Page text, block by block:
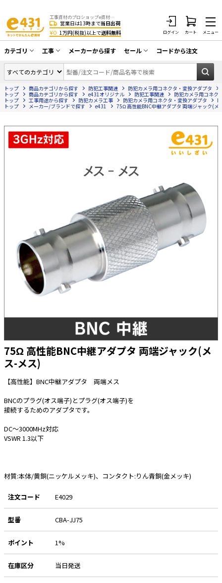
工事資材のプロショップe資材 CATV・アンテナ・防犯・光・LAN・電気・空調工事など
営業日は13時まで当日出荷
¥0 1万円(税抜)以上で送料無料 ログイン カート メニュー
カテゴリ
同軸ケーブル／テレビ用接栓／関連工具
アンテナ・取付金具・ブースター／CATV
部材類
配線補助具（モール・結束バンド・テー
防犯工事関連
HDMIケーブル・周辺機器／RCAケーブル
電話線／コネクタ／アダプタ
LANケーブル・コネクタ・関連資材/機器
ネットワーク機器
エアコン・換気扇・空調資材
太陽光発電ケーブル・コネクタ・関連資
材/機器
電源ケーブル／コネクタ／分電盤／ブレ
ーカ
照明・照明器具
スイッチ・コンセント（配線器具）
PF管/FEP管/CD管/情報線保護管
ボックス・ビニル電線管付属品・引き込
EV充電設備工事関連
感染症関連
その他
暑さ対策
販売終了品
工事
CATV・アンテナ工事
光工事・FTTH工事
エアコン・換気扇工事
防犯カメラ工事
LAN配線工事
照明設置工事
太陽光発電工事
ホテル・病院向け
メーカーから探す セール
在庫一掃セール
コードから注文
トップ 商品カテゴリから探す 防犯工事関連
防犯カメラ用コネクタ・変換アダプタ
トップ
商品カテゴリから探す e431オリジナル 防犯工事関連
防犯カメラ用コネク
トップ
工事用途から探す 防犯カメラ工事 防犯カメラ用コネクタ・変換アダプタ
トップ
メーカー/ブランドで探す e431 75Ω 高性能BNC中継アダプタ 両端ジャック(メ
75Ω 高性能BNC中継アダプタ 両端ジャック(メ
ス-メス)
【高性能】BNC中継アダプタ 両端メス
BNCのプラグ(オス端子)とプラグ(オス端子)を
接続するためのアダプタです。
DC～3000MHz対応
VSWR 1.3以下
材質:本体/黄銅(ニッケルメッキ)、コンタクト:りん青銅(金メッキ)
注文コード E4029
型番 CBA-JJ75
ポイント 1%
在庫区分 当日発送